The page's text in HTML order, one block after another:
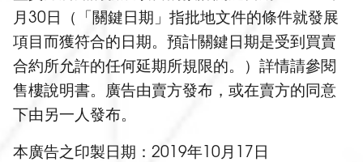
月30日（「關鍵日期」指批地文件的條件就發展
項目而獲符合的日期。預計關鍵日期是受到買賣
合約所允許的任何延期所規限的。）詳情請參閱
售樓說明書。廣告由賣方發布，或在賣方的同意
下由另一人發布。
本廣告之印製日期：2019年10月17日